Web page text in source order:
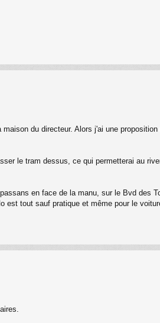
du directeur. Alors j'ai une
le tram dessus, ce qui permetterai au
en face de la manu, sur le Bvd
est tout sauf pratique et même pour le